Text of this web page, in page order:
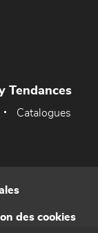
Tendances
Catalogues
des cookies